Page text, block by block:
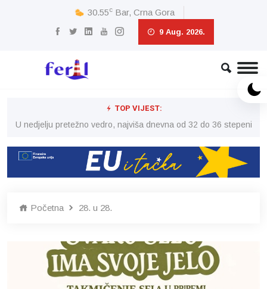
30.55c Bar, Crna Gora
9 Aug. 2026.
TOP VIJEST:
U nedjelju pretežno vedro, najviša dnevna od 32 do 36 stepeni
Početna 28. u 28.